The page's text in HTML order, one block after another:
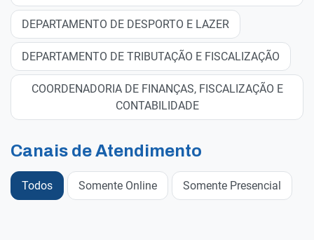
DEPARTAMENTO DE DESPORTO E LAZER
DEPARTAMENTO DE TRIBUTAÇÃO E FISCALIZAÇÃO
COORDENADORIA DE FINANÇAS, FISCALIZAÇÃO E
CONTABILIDADE
Canais de Atendimento
Todos Somente Online Somente Presencial